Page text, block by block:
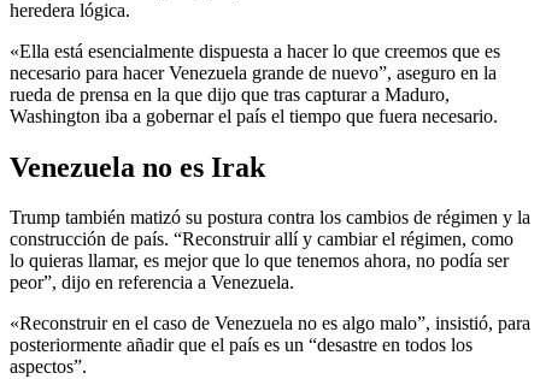
heredera lógica.
«Ella está esencialmente dispuesta a hacer lo que creemos que es
necesario para hacer Venezuela grande de nuevo”, aseguro en la
rueda de prensa en la que dijo que tras capturar a Maduro,
Washington iba a gobernar el país el tiempo que fuera necesario.
Venezuela no es Irak
Trump también matizó su postura contra los cambios de régimen y la
construcción de país. “Reconstruir allí y cambiar el régimen, como
lo quieras llamar, es mejor que lo que tenemos ahora, no podía ser
peor”, dijo en referencia a Venezuela.
«Reconstruir en el caso de Venezuela no es algo malo”, insistió, para
posteriormente añadir que el país es un “desastre en todos los
aspectos”.